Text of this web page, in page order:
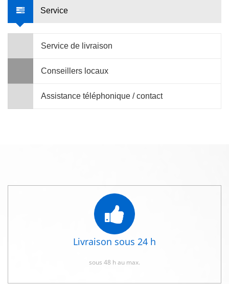
Service
Service de livraison
Conseillers locaux
Assistance téléphonique / contact
Livraison sous 24 h
sous 48 h au max.